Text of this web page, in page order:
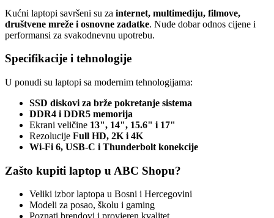
Kućni laptopi savršeni su za internet, multimediju, filmove,
društvene mreže i osnovne zadatke. Nude dobar odnos cijene i
performansi za svakodnevnu upotrebu.
Specifikacije i tehnologije
U ponudi su laptopi sa modernim tehnologijama:
SSD diskovi za brže pokretanje sistema
DDR4 i DDR5 memorija
Ekrani veličine 13", 14", 15.6" i 17"
Rezolucije Full HD, 2K i 4K
Wi-Fi 6, USB-C i Thunderbolt konekcije
Zašto kupiti laptop u ABC Shopu?
Veliki izbor laptopa u Bosni i Hercegovini
Modeli za posao, školu i gaming